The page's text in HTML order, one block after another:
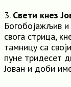
3. Свети кнез
Богобојажљив
свога стрица,
тамницу са
пуне тридесет
Јован и доби